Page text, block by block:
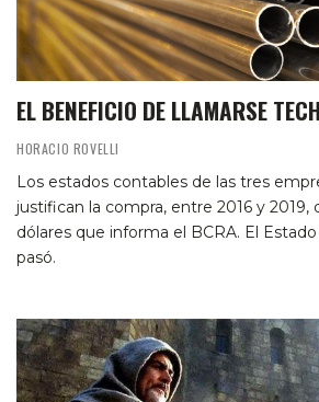
EL BENEFICIO DE LLAMARSE
HORACIO ROVELLI
Los estados contables de las tres
justifican la compra, entre 2016 y 2019,
dólares que informa el BCRA. El
pasó.